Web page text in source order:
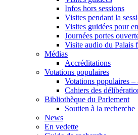
Infos hors sessions
Visites pendant la
Visites guidées pour
Journées portes
Visite audio du Palais
Médias
Accréditations
Votations populaires
Votations populaires –
Cahiers des
Bibliothèque du Parlement
Soutien à la recherche
News
En vedette